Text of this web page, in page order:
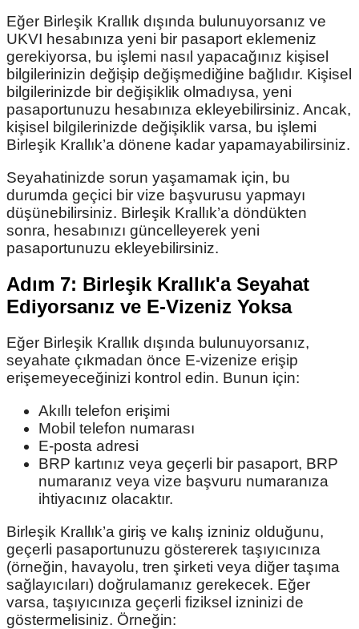
Eğer Birleşik Krallık dışında bulunuyorsanız ve
UKVI hesabınıza yeni bir pasaport eklemeniz
gerekiyorsa, bu işlemi nasıl yapacağınız kişisel
bilgilerinizin değişip değişmediğine bağlıdır. Kişisel
bilgilerinizde bir değişiklik olmadıysa, yeni
pasaportunuzu hesabınıza ekleyebilirsiniz. Ancak,
kişisel bilgilerinizde değişiklik varsa, bu işlemi
Birleşik Krallık’a dönene kadar yapamayabilirsiniz.
Seyahatinizde sorun yaşamamak için, bu
durumda geçici bir vize başvurusu yapmayı
düşünebilirsiniz. Birleşik Krallık’a döndükten
sonra, hesabınızı güncelleyerek yeni
pasaportunuzu ekleyebilirsiniz.
Adım 7: Birleşik Krallık'a Seyahat
Ediyorsanız ve E-Vizeniz Yoksa
Eğer Birleşik Krallık dışında bulunuyorsanız,
seyahate çıkmadan önce E-vizenize erişip
erişemeyeceğinizi kontrol edin. Bunun için:
Akıllı telefon erişimi
Mobil telefon numarası
E-posta adresi
BRP kartınız veya geçerli bir pasaport, BRP
numaranız veya vize başvuru numaranıza
ihtiyacınız olacaktır.
Birleşik Krallık’a giriş ve kalış izniniz olduğunu,
geçerli pasaportunuzu göstererek taşıyıcınıza
(örneğin, havayolu, tren şirketi veya diğer taşıma
sağlayıcıları) doğrulamanız gerekecek. Eğer
varsa, taşıyıcınıza geçerli fiziksel izninizi de
göstermelisiniz. Örneğin: